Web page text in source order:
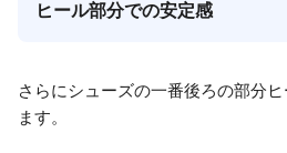
ヒール部分での安定感
さらにシューズの一番後ろの部分
ます。